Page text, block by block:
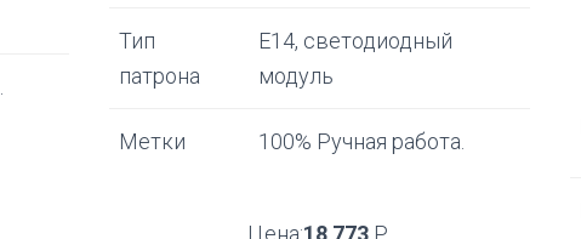
Тип
патрона
Е14, светодиодный
модуль
Метки 100% Ручная работа.
Цена:18 773 Р